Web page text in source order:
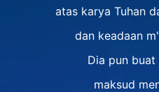
atas karya Tuhan
dan keadaan
Dia pun
maksud